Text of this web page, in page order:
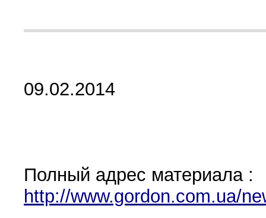
09.02.2014
Полный адрес материала :
http://www.gordon.com.ua/